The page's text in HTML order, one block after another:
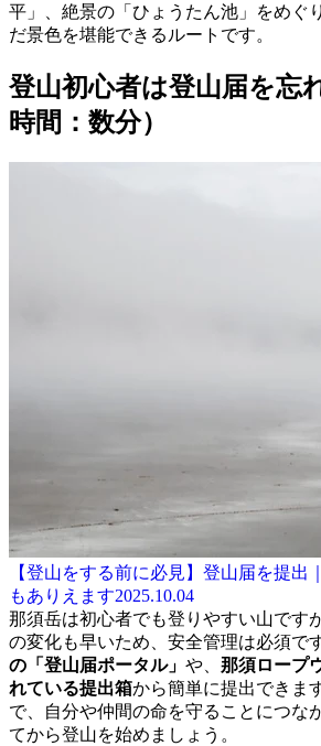
平」、絶景の「ひょうたん池」をめぐ
だ景色を堪能できるルートです。
登山初心者は登山届を忘
時間：数分）
【登山をする前に必見】登山届を提出
もありえます2025.10.04
那須岳は初心者でも登りやすい山です
の変化も早いため、安全管理は必須で
の「登山届ポータル」 や、 那須ロープ
れている提出箱から簡単に提出できま
で、自分や仲間の命を守ることにつな
てから登山を始めましょう。